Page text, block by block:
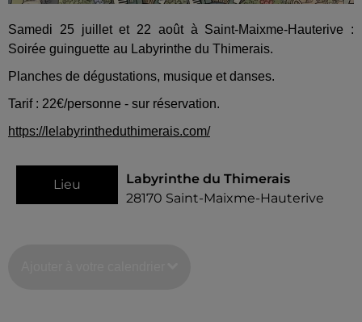
Samedi 25 juillet et 22 août à Saint-Maixme-Hauterive :
Soirée guinguette au Labyrinthe du Thimerais.
Planches de dégustations, musique et danses.
Tarif : 22€/personne - sur réservation.
https://lelabyrintheduthimerais.com/
Lieu
Labyrinthe du Thimerais
28170 Saint-Maixme-Hauterive